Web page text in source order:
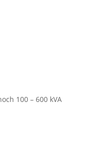
100 – 600 kVA